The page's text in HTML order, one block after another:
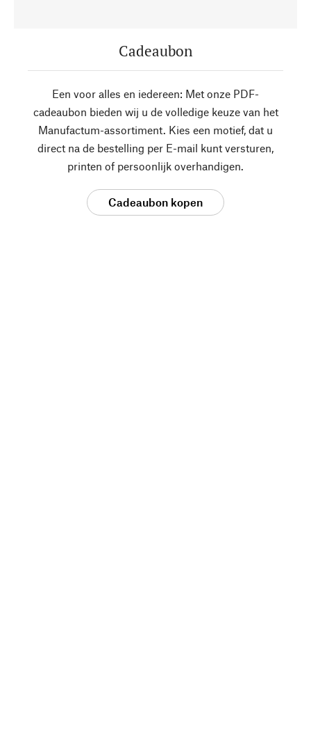
Cadeaubon
Een voor alles en iedereen: Met onze PDF-
cadeaubon bieden wij u de volledige keuze van het
Manufactum-assortiment. Kies een motief, dat u
direct na de bestelling per E-mail kunt versturen,
printen of persoonlijk overhandigen.
Cadeaubon kopen